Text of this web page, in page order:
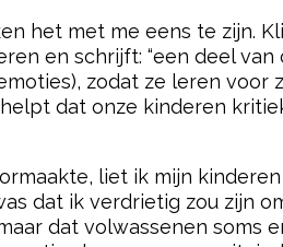
het met me eens te zijn.
en schrijft: “een deel van
zodat ze leren voor
dat onze kinderen
liet ik mijn
dat ik verdrietig zou zijn
dat volwassenen soms